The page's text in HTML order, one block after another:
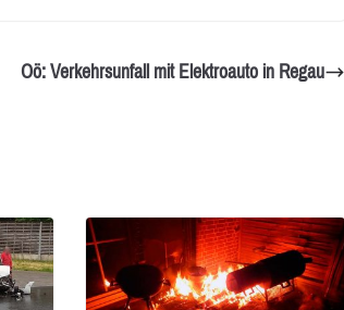
Oö: Verkehrsunfall mit Elektroauto in Regau